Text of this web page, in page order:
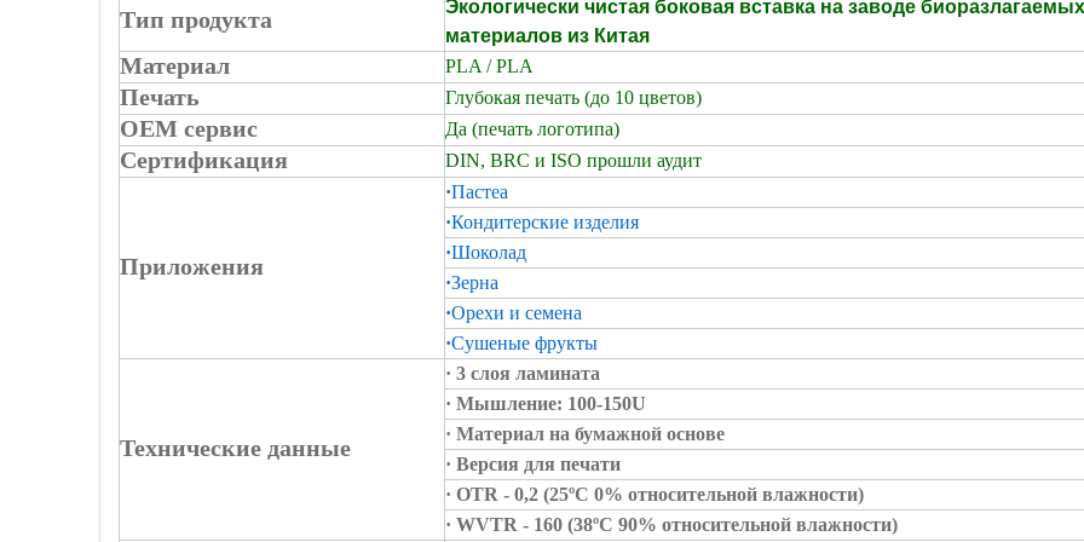
Тип продукта
Экологически чистая боковая вставка на заводе биоразлагаемых
материалов из Китая
Материал PLA / PLA
Печать Глубокая печать (до 10 цветов)
OEM сервис Да (печать логотипа)
Сертификация DIN, BRC и ISO прошли аудит
Приложения
·Пастеа
·Кондитерские изделия
·Шоколад
·Зерна
·Орехи и семена
·Сушеные фрукты
Технические данные
· 3 слоя ламината
· Мышление: 100-150U
· Материал на бумажной основе
· Версия для печати
· OTR - 0,2 (25ºC 0% относительной влажности)
· WVTR - 160 (38ºC 90% относительной влажности)